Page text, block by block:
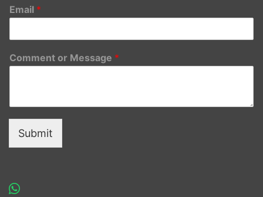
Email *
Comment or Message *
Submit